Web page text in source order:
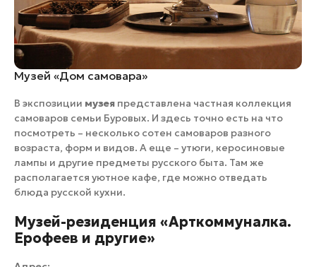
Музей «Дом самовара»
В экспозиции музея представлена частная коллекция
самоваров семьи Буровых. И здесь точно есть на что
посмотреть – несколько сотен самоваров разного
возраста, форм и видов. А еще – утюги, керосиновые
лампы и другие предметы русского быта. Там же
располагается уютное кафе, где можно отведать
блюда русской кухни.
Музей-резиденция «Арткоммуналка.
Ерофеев и другие»